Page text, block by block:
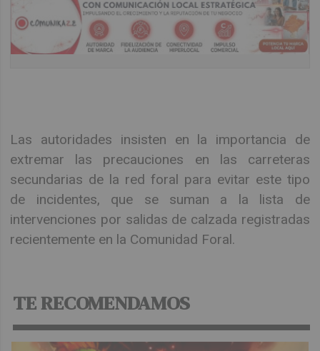
Las autoridades insisten en la importancia de
extremar las precauciones en las carreteras
secundarias de la red foral para evitar este tipo
de incidentes, que se suman a la lista de
intervenciones por salidas de calzada registradas
recientemente en la Comunidad Foral.
TE RECOMENDAMOS